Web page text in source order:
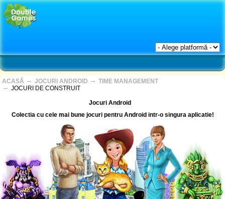
ACASĂ → JOCURI ANDROID → TIME MANAGEMENT
→ JOCURI DE CONSTRUIT
Jocuri Android
Colectia cu cele mai bune jocuri pentru Android intr-o singura aplicatie!